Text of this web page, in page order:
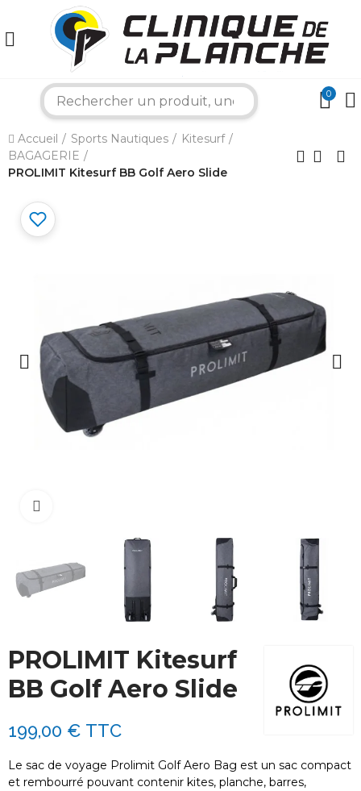
0
Accueil Sports Nautiques
Kitesurf
BAGAGERIE
PROLIMIT Kitesurf BB Golf Aero Slide
PROLIMIT Kitesurf
BB Golf Aero Slide
199,00 € TTC
Le sac de voyage Prolimit Golf Aero Bag est un sac compact
et rembourré pouvant contenir kites, planche, barres,
×
Bonjour ! Je suis votre expert nautique.
Comment puis-je vous aider aujourd'hui ?